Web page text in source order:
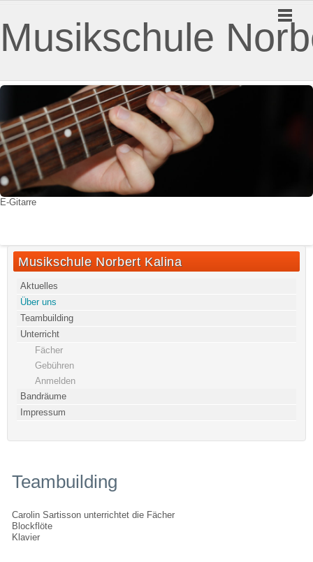
Musikschule
E-Gitarre
Musikschule Norbert Kalina
Aktuelles
Über uns
Teambuilding
Unterricht
Fächer
Gebühren
Anmelden
Bandräume
Impressum
Teambuilding
Carolin Sartisson unterrichtet die Fächer
Blockflöte
Klavier